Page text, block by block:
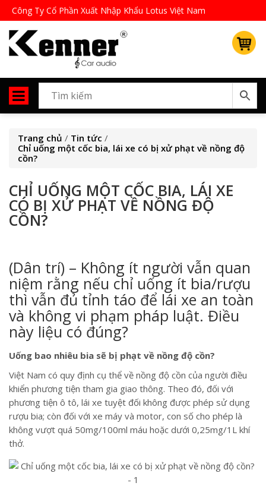
Công Ty Cổ Phần Xuất Nhập Khẩu Lotus Việt Nam
Trang chủ / Tin tức /
Chỉ uống một cốc bia, lái xe có bị xử phạt về nồng độ
cồn?
CHỈ UỐNG MỘT CỐC BIA, LÁI XE
CÓ BỊ XỬ PHẠT VỀ NỒNG ĐỘ
CỒN?
(Dân trí) – Không ít người vẫn quan
niệm rằng nếu chỉ uống ít bia/rượu
thì vẫn đủ tỉnh táo để lái xe an toàn
và không vi phạm pháp luật. Điều
này liệu có đúng?
Uống bao nhiêu bia sẽ bị phạt về nồng độ cồn?
Việt Nam có quy định cụ thể về nồng độ cồn của người điều
khiển phương tiện tham gia giao thông. Theo đó, đối với
phương tiện ô tô, lái xe tuyệt đối không được phép sử dụng
rượu bia; còn đối với xe máy và motor, con số cho phép là
không vượt quá 50mg/100ml máu hoặc dưới 0,25mg/1L khí
thở.